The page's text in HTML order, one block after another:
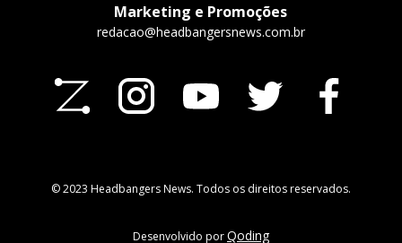
Marketing e Promoções
redacao@headbangersnews.com.br
© 2023 Headbangers News. Todos os direitos reservados.
Desenvolvido porQoding